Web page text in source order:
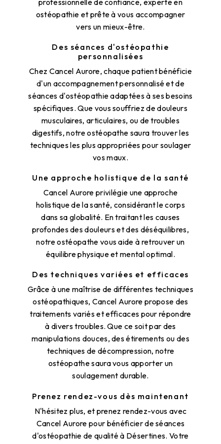
ostéopathie et prête à vous accompagner
vers un mieux-être.
Des séances d'ostéopathie
personnalisées
Chez Cancel Aurore, chaque patient bénéficie
d'un accompagnement personnalisé et de
séances d'ostéopathie adaptées à ses besoins
spécifiques. Que vous souffriez de douleurs
musculaires, articulaires, ou de troubles
digestifs, notre ostéopathe saura trouver les
techniques les plus appropriées pour soulager
vos maux.
Une approche holistique de la santé
Cancel Aurore privilégie une approche
holistique de la santé, considérant le corps
dans sa globalité. En traitant les causes
profondes des douleurs et des déséquilibres,
notre ostéopathe vous aide à retrouver un
équilibre physique et mental optimal.
Des techniques variées et efficaces
Grâce à une maîtrise de différentes techniques
ostéopathiques, Cancel Aurore propose des
traitements variés et efficaces pour répondre
à divers troubles. Que ce soit par des
manipulations douces, des étirements ou des
techniques de décompression, notre
ostéopathe saura vous apporter un
soulagement durable.
Prenez rendez-vous dès maintenant
N'hésitez plus, et prenez rendez-vous avec
Cancel Aurore pour bénéficier de séances
d'ostéopathie de qualité à Désertines. Votre